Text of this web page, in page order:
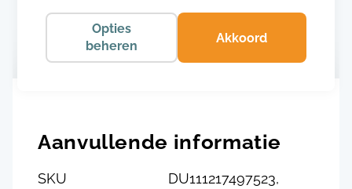
Aanvullende informatie
SKU
DU111217497523,
Opties
beheren
Akkoord